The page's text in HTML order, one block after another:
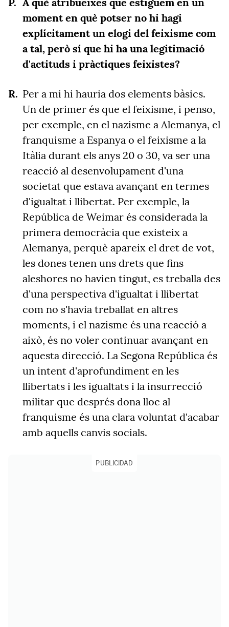
moment en què potser no hi hagi
explícitament un elogi del feixisme com
a tal, però sí que hi ha una legitimació
d'actituds i pràctiques feixistes?
Per a mi hi hauria dos elements bàsics.
Un de primer és que el feixisme, i penso,
per exemple, en el nazisme a Alemanya, el
franquisme a Espanya o el feixisme a la
Itàlia durant els anys 20 o 30, va ser una
reacció al desenvolupament d'una
societat que estava avançant en termes
d'igualtat i llibertat. Per exemple, la
República de Weimar és considerada la
primera democràcia que existeix a
Alemanya, perquè apareix el dret de vot,
les dones tenen uns drets que fins
aleshores no havien tingut, es treballa des
d'una perspectiva d'igualtat i llibertat
com no s'havia treballat en altres
moments, i el nazisme és una reacció a
això, és no voler continuar avançant en
aquesta direcció. La Segona República és
un intent d'aprofundiment en les
llibertats i les igualtats i la insurrecció
militar que després dona lloc al
franquisme és una clara voluntat d'acabar
amb aquells canvis socials.
PUBLICIDAD